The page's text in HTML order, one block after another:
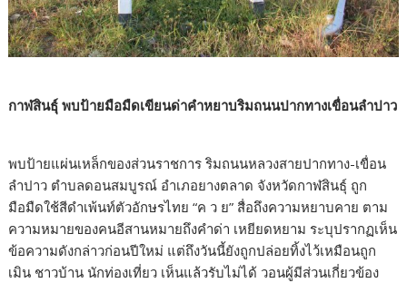
กาฬสินธุ์ พบป้ายมือมืดเขียนด่าคำหยาบริมถนนปากทางเขื่อนลำปาว
พบป้ายแผ่นเหล็กของส่วนราชการ ริมถนนหลวงสายปากทาง-เขื่อน
ลำปาว ตำบลดอนสมบูรณ์ อำเภอยางตลาด จังหวัดกาฬสินธุ์ ถูก
มือมืดใช้สีดำเพ้นท์ตัวอักษรไทย “ค ว ย” สื่อถึงความหยาบคาย ตาม
ความหมายของคนอีสานหมายถึงคำด่า เหยียดหยาม ระบุปรากฏเห็น
ข้อความดังกล่าวก่อนปีใหม่ แต่ถึงวันนี้ยังถูกปล่อยทิ้งไว้เหมือนถูก
เมิน ชาวบ้าน นักท่องเที่ยว เห็นแล้วรับไม่ได้ วอนผู้มีส่วนเกี่ยวข้อง